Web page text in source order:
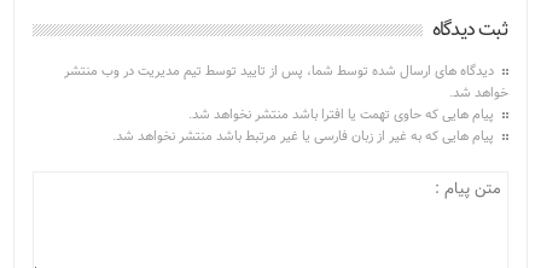
ثبت دیدگاه
دیدگاه های ارسال شده توسط شما، پس از تایید توسط تیم مدیریت در وب منتشر
خواهد شد.
پیام هایی که حاوی تهمت یا افترا باشد منتشر نخواهد شد.
پیام هایی که به غیر از زبان فارسی یا غیر مرتبط باشد منتشر نخواهد شد.